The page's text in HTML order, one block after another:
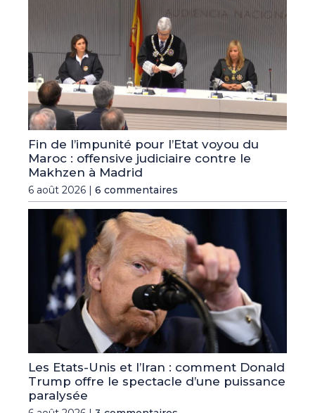
Fin de l’impunité pour l’Etat voyou du
Maroc : offensive judiciaire contre le
Makhzen à Madrid
6 août 2026 | 6 commentaires
Les Etats-Unis et l’Iran : comment Donald
Trump offre le spectacle d’une puissance
paralysée